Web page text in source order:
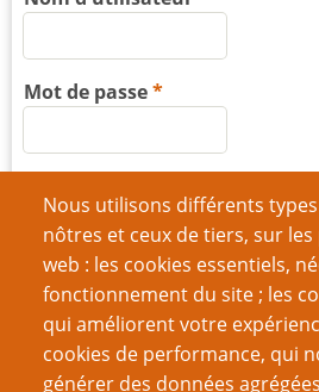
Nous utilisons différents
nôtres et ceux de tiers, sur les
web : les cookies essentiels,
fonctionnement du site ; les
qui améliorent votre
cookies de performance, qui
générer des données
Mot de passe
Créer un nouveau compte
Réinitialiser votre mot de passe
Du même auteur